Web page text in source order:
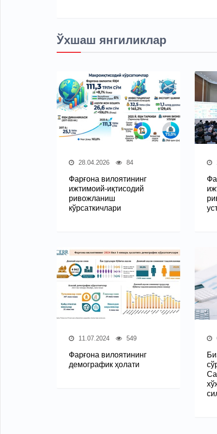
Ўхшаш янгиликлар
28.04.2026 84
Фарғона вилоятининг
ижтимоий-иқтисодий
ривожланиш
кўрсаткичлари
11.07.2024 549
Фарғона вилоятининг
демографик ҳолати